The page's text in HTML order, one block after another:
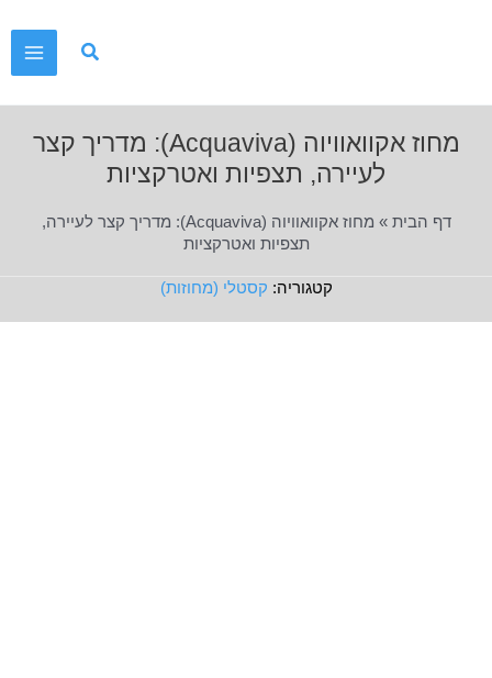
מחוז אקוואוויוה (Acquaviva): מדריך קצר
לעיירה, תצפיות ואטרקציות
דף הבית »
מחוז אקוואוויוה (Acquaviva): מדריך קצר לעיירה,
תצפיות ואטרקציות
קסטלי (מחוזות)